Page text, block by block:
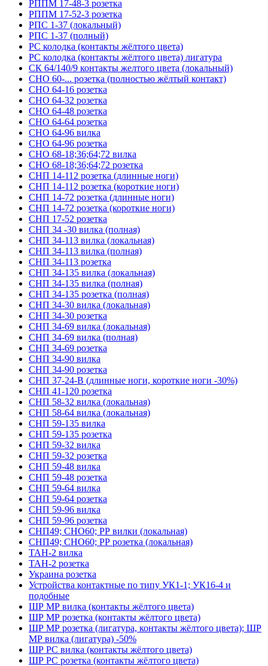
РППМ 17-48-3 розетка
РППМ 17-52-3 розетка
РПС 1-37 (локальный)
РПС 1-37 (полный)
РС колодка (контакты жёлтого цвета)
РС колодка (контакты жёлтого цвета) лигатура
СК 64/140/9 контакты желтого цвета (локальный)
СНО 60-... розетка (полностью жёлтый контакт)
СНО 64-16 розетка
СНО 64-32 розетка
СНО 64-48 розетка
СНО 64-64 розетка
СНО 64-96 вилка
СНО 64-96 розетка
СНО 68-18;36;64;72 вилка
СНО 68-18;36;64;72 розетка
СНП 14-112 розетка (длинные ноги)
СНП 14-112 розетка (короткие ноги)
СНП 14-72 розетка (длинные ноги)
СНП 14-72 розетка (короткие ноги)
СНП 17-52 розетка
СНП 34 -30 вилка (полная)
СНП 34-113 вилка (локальная)
СНП 34-113 вилка (полная)
СНП 34-113 розетка
СНП 34-135 вилка (локальная)
СНП 34-135 вилка (полная)
СНП 34-135 розетка (полная)
СНП 34-30 вилка (локальная)
СНП 34-30 розетка
СНП 34-69 вилка (локальная)
СНП 34-69 вилка (полная)
СНП 34-69 розетка
СНП 34-90 вилка
СНП 34-90 розетка
СНП 37-24-В (длинные ноги, короткие ноги -30%)
СНП 41-120 розетка
СНП 58-32 вилка (локальная)
СНП 58-64 вилка (локальная)
СНП 59-135 вилка
СНП 59-135 розетка
СНП 59-32 вилка
СНП 59-32 розетка
СНП 59-48 вилка
СНП 59-48 розетка
СНП 59-64 вилка
СНП 59-64 розетка
СНП 59-96 вилка
СНП 59-96 розетка
СНП49; СНО60; РР вилки (локальная)
СНП49; СНО60; РР розетка (локальная)
ТАН-2 вилка
ТАН-2 розетка
Украина розетка
Устройства контактные по типу УК1-1; УК16-4 и
подобные
ШР МР вилка (контакты жёлтого цвета)
ШР МР розетка (контакты жёлтого цвета)
ШР МР розетка (лигатура, контакты жёлтого цвета); ШР
МР вилка (лигатура) -50%
ШР РС вилка (контакты жёлтого цвета)
ШР РС розетка (контакты жёлтого цвета)